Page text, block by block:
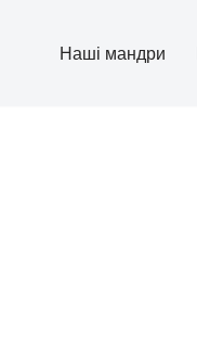
Наші мандри